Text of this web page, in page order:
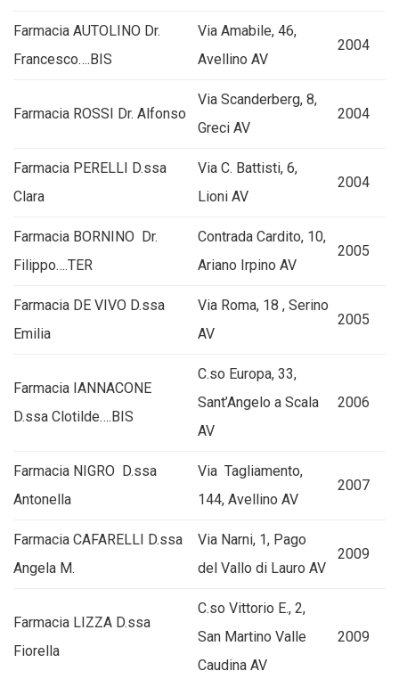
Farmacia AUTOLINO Dr.
Francesco….BIS
Via Amabile, 46,
Avellino AV
2004
Farmacia ROSSI Dr. Alfonso
Via Scanderberg, 8,
Greci AV
2004
Farmacia PERELLI D.ssa
Clara
Via C. Battisti, 6,
Lioni AV
2004
Farmacia BORNINO Dr.
Filippo….TER
Contrada Cardito, 10,
Ariano Irpino AV
2005
Farmacia DE VIVO D.ssa
Emilia
Via Roma, 18 , Serino
AV
2005
Farmacia IANNACONE
D.ssa Clotilde….BIS
C.so Europa, 33,
Sant’Angelo a Scala
AV
2006
Farmacia NIGRO D.ssa
Antonella
Via Tagliamento,
144, Avellino AV
2007
Farmacia CAFARELLI D.ssa
Angela M.
Via Narni, 1, Pago
del Vallo di Lauro AV
2009
Farmacia LIZZA D.ssa
Fiorella
C.so Vittorio E., 2,
San Martino Valle
Caudina AV
2009